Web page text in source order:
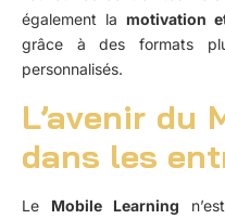
également la motivation
grâce à des formats
personnalisés.
L’avenir du
dans les
Le Mobile Learning